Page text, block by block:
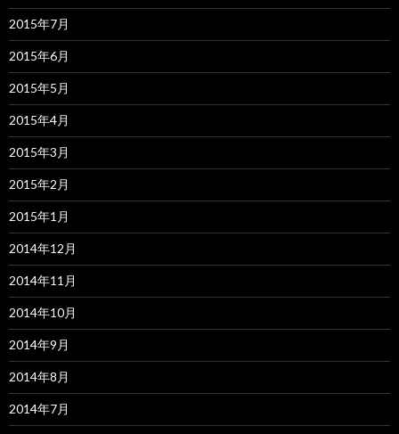
2015年7月
2015年6月
2015年5月
2015年4月
2015年3月
2015年2月
2015年1月
2014年12月
2014年11月
2014年10月
2014年9月
2014年8月
2014年7月